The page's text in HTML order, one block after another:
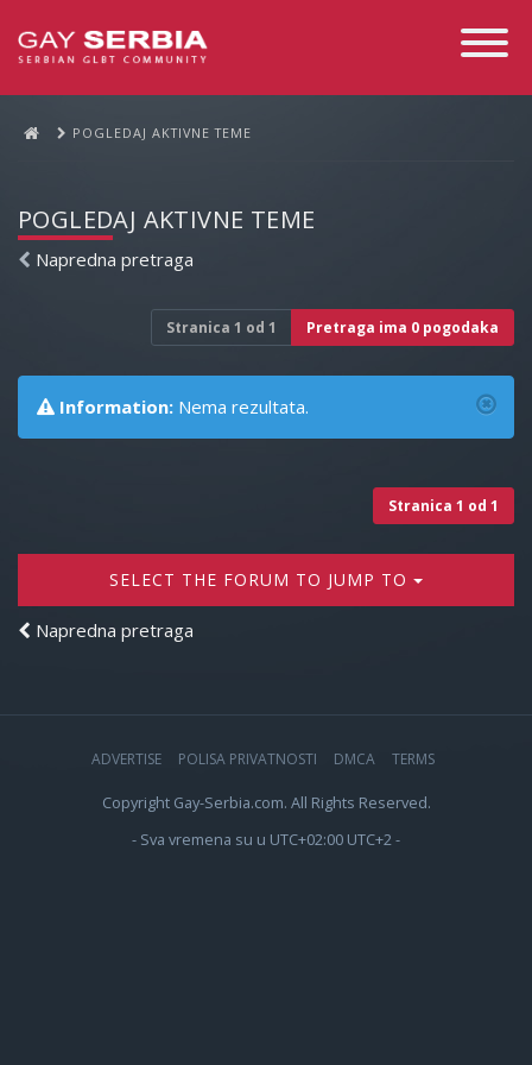
Toggle
POGLEDAJ AKTIVNE TEME
POGLEDAJ AKTIVNE TEME
Napredna pretraga
Stranica 1 od 1 Pretraga ima 0 pogodaka
Information: Nema rezultata.
Stranica 1 od 1
SELECT THE FORUM TO JUMP TO
Napredna pretraga
ADVERTISE POLISA PRIVATNOSTI DMCA TERMS
Copyright Gay-Serbia.com. All Rights Reserved.
- Sva vremena su u UTC+02:00 UTC+2 -